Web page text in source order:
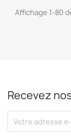
Affichage 1-80
Recevez